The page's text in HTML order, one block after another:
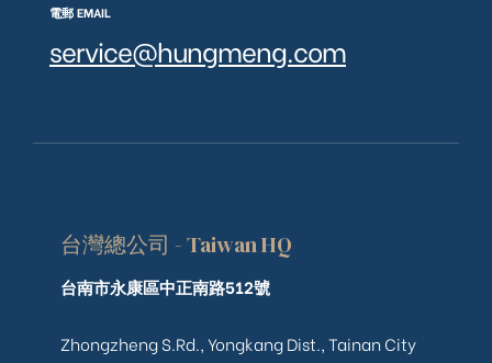
電郵 EMAIL
service@hungmeng.com
台灣總公司 - Taiwan HQ
台南市永康區中正南路512號
Zhongzheng S.Rd., Yongkang Dist., Tainan City